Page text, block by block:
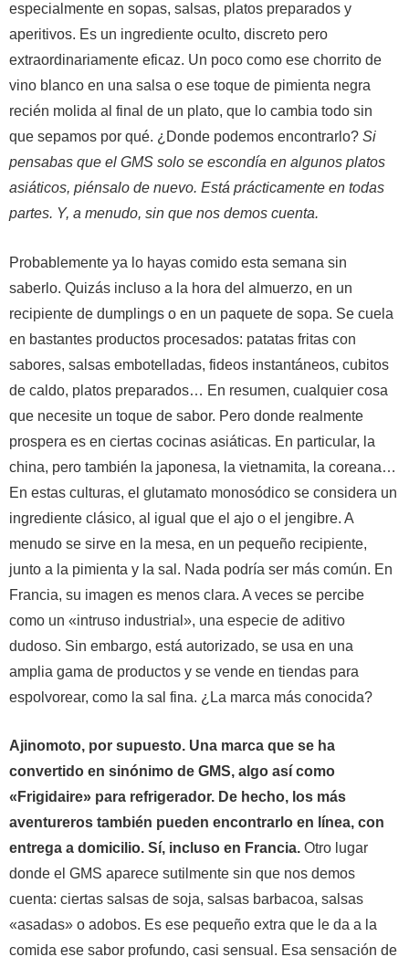
especialmente en sopas, salsas, platos preparados y
aperitivos. Es un ingrediente oculto, discreto pero
extraordinariamente eficaz. Un poco como ese chorrito de
vino blanco en una salsa o ese toque de pimienta negra
recién molida al final de un plato, que lo cambia todo sin
que sepamos por qué. ¿Donde podemos encontrarlo? Si
pensabas que el GMS solo se escondía en algunos platos
asiáticos, piénsalo de nuevo. Está prácticamente en todas
partes. Y, a menudo, sin que nos demos cuenta.
Probablemente ya lo hayas comido esta semana sin
saberlo. Quizás incluso a la hora del almuerzo, en un
recipiente de dumplings o en un paquete de sopa. Se cuela
en bastantes productos procesados: patatas fritas con
sabores, salsas embotelladas, fideos instantáneos, cubitos
de caldo, platos preparados… En resumen, cualquier cosa
que necesite un toque de sabor. Pero donde realmente
prospera es en ciertas cocinas asiáticas. En particular, la
china, pero también la japonesa, la vietnamita, la coreana…
En estas culturas, el glutamato monosódico se considera un
ingrediente clásico, al igual que el ajo o el jengibre. A
menudo se sirve en la mesa, en un pequeño recipiente,
junto a la pimienta y la sal. Nada podría ser más común. En
Francia, su imagen es menos clara. A veces se percibe
como un «intruso industrial», una especie de aditivo
dudoso. Sin embargo, está autorizado, se usa en una
amplia gama de productos y se vende en tiendas para
espolvorear, como la sal fina. ¿La marca más conocida?
Ajinomoto, por supuesto. Una marca que se ha
convertido en sinónimo de GMS, algo así como
«Frigidaire» para refrigerador. De hecho, los más
aventureros también pueden encontrarlo en línea, con
entrega a domicilio. Sí, incluso en Francia. Otro lugar
donde el GMS aparece sutilmente sin que nos demos
cuenta: ciertas salsas de soja, salsas barbacoa, salsas
«asadas» o adobos. Es ese pequeño extra que le da a la
comida ese sabor profundo, casi sensual. Esa sensación de